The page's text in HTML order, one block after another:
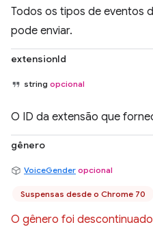
Todos os tipos de eventos
pode enviar.
extensionId
string opcional
O ID da extensão que
gênero
VoiceGender opcional
Suspensas desde o Chrome 70
O gênero foi